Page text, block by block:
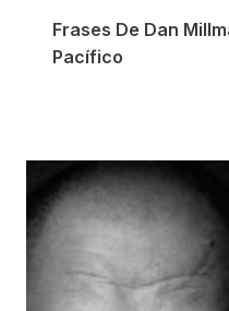
Frases De Dan
Pacífico